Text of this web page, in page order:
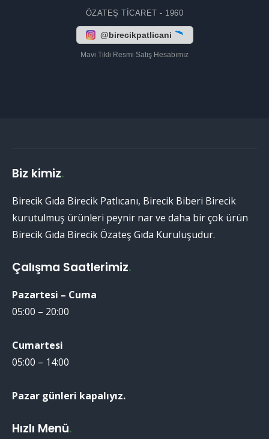
ÖZATEŞ TICARET - 1960
@birecikpatlicani
Mavi Tikli Resmi Satış Hesabımız
Biz kimiz.
Birecik Gıda Birecik Patlıcanı, Birecik Biberi Birecik
kurutulmuş ürünleri peynir nar ve daha bir çok ürün
Birecik Gıda Birecik Özateş Gıda Kuruluşudur.
Çalışma Saatlerimiz.
Pazartesi – Cuma
05:00 – 20:00
Cumartesi
05:00 – 14:00
Pazar günleri kapalıyız.
Hızlı Menü.